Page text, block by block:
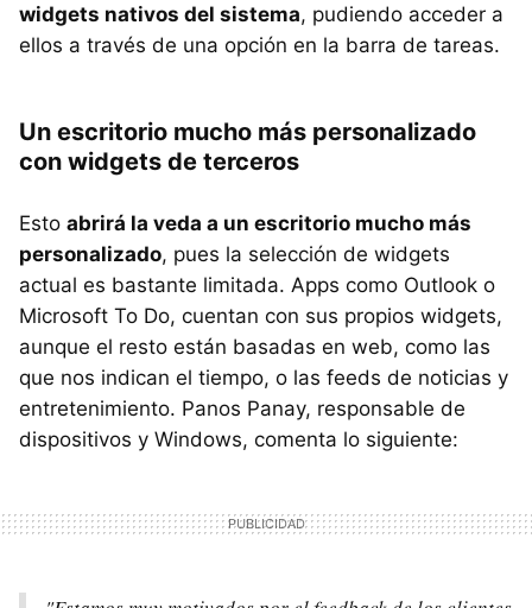
widgets nativos del sistema, pudiendo acceder a
ellos a través de una opción en la barra de tareas.
Un escritorio mucho más personalizado
con widgets de terceros
Esto abrirá la veda a un escritorio mucho más
personalizado, pues la selección de widgets
actual es bastante limitada. Apps como Outlook o
Microsoft To Do, cuentan con sus propios widgets,
aunque el resto están basadas en web, como las
que nos indican el tiempo, o las feeds de noticias y
entretenimiento. Panos Panay, responsable de
dispositivos y Windows, comenta lo siguiente: